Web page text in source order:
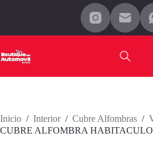
Inicio / Interior / Cubre Alfombras /
CUBRE ALFOMBRA